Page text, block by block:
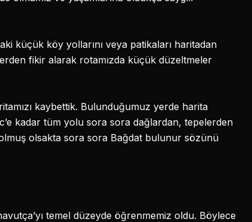
küçük köy yollarını veya patikaları haritadan
fikir alarak rotamızda küçük düzeltmeler
kaybettik. Bulunduğumuz yerde harita
kadar tüm yolu sora sora dağlardan, tepelerden
olsakta sora sora Bağdat bulunur sözünü
temel düzeyde öğrenmemiz oldu. Böylece